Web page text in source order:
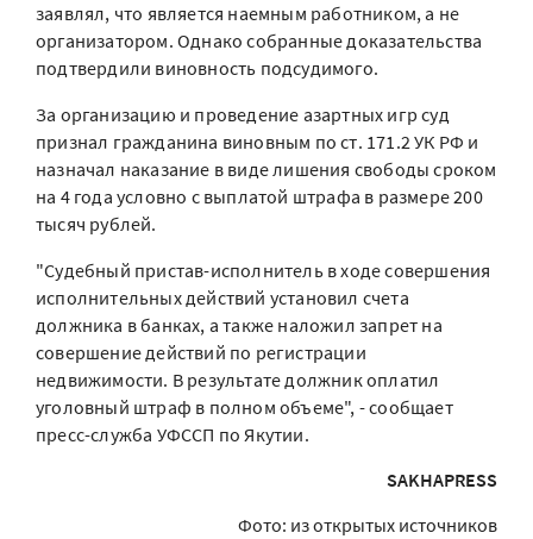
заявлял, что является наемным работником, а не
организатором. Однако собранные доказательства
подтвердили виновность подсудимого.
За организацию и проведение азартных игр суд
признал гражданина виновным по ст. 171.2 УК РФ и
назначал наказание в виде лишения свободы сроком
на 4 года условно с выплатой штрафа в размере 200
тысяч рублей.
"Судебный пристав-исполнитель в ходе совершения
исполнительных действий установил счета
должника в банках, а также наложил запрет на
совершение действий по регистрации
недвижимости. В результате должник оплатил
уголовный штраф в полном объеме", - сообщает
пресс-служба УФССП по Якутии.
SAKHAPRESS
Фото: из открытых источников